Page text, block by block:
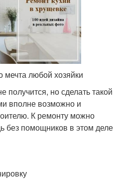
мечта любой хозяйки
получится, но сделать такой
вполне возможно и
К ремонту можно
без помощников в этом деле